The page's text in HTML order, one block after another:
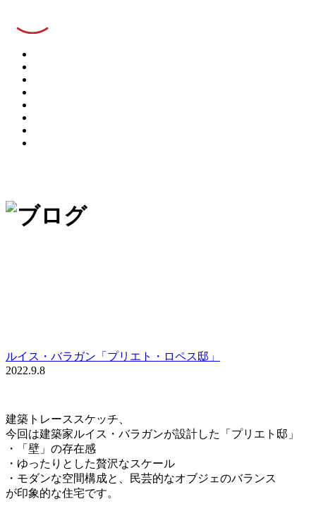
ルイス・バラガン「プリエト・ロペス邸」
2022.9.8
建築トレーススケッチ、
今回は建築家ルイス・バラガンが設計した「プリエト邸」
・「壁」の存在感
・ゆったりとした贅沢なスケール
・モダンな空間構成と、民芸的なオブジェのバランス
が印象的な住宅です。